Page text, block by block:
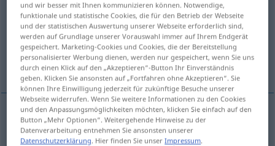
Übersicht aller Übersetzungen
(Für mehr Details die Übersetzung anklicken/antippen)
sarkastisk, spydig
sarkastisk,spydig sarkastisch
und wir besser mit Ihnen kommunizieren können. Notwendige,
funktionale und statistische Cookies, die für den Betrieb der Webseite
und der statistischen Auswertung unserer Webseite erforderlich sind,
werden auf Grundlage unserer Vorauswahl immer auf Ihrem Endgerät
gespeichert. Marketing-Cookies und Cookies, die der Bereitstellung
personalisierter Werbung dienen, werden nur gespeichert, wenn Sie uns
durch einen Klick auf den „Akzeptieren“-Button Ihr Einverständnis
geben. Klicken Sie ansonsten auf „Fortfahren ohne Akzeptieren“. Sie
können Ihre Einwilligung jederzeit für zukünftige Besuche unserer
Webseite widerrufen. Wenn Sie weitere Informationen zu den Cookies
und den Anpassungsmöglichkeiten möchten, klicken Sie einfach auf den
Button „Mehr Optionen“. Weitergehende Hinweise zu der
Datenverarbeitung entnehmen Sie ansonsten unserer
Datenschutzerklärung. Hier finden Sie unserImpressum.